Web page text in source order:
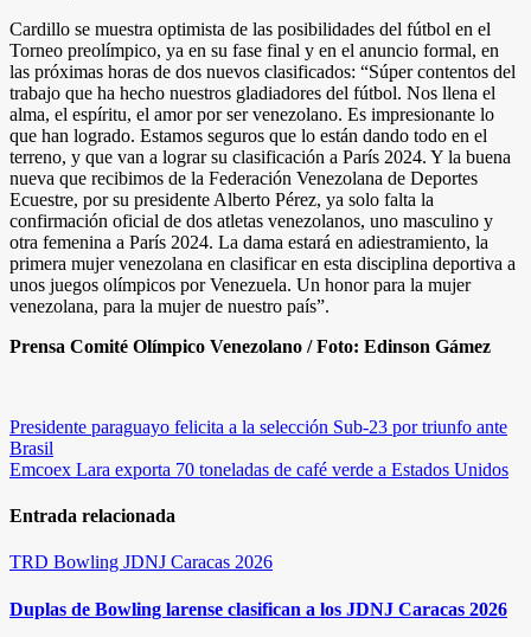
Cardillo se muestra optimista de las posibilidades del fútbol en el
Torneo preolímpico, ya en su fase final y en el anuncio formal, en
las próximas horas de dos nuevos clasificados: “Súper contentos del
trabajo que ha hecho nuestros gladiadores del fútbol. Nos llena el
alma, el espíritu, el amor por ser venezolano. Es impresionante lo
que han logrado. Estamos seguros que lo están dando todo en el
terreno, y que van a lograr su clasificación a París 2024. Y la buena
nueva que recibimos de la Federación Venezolana de Deportes
Ecuestre, por su presidente Alberto Pérez, ya solo falta la
confirmación oficial de dos atletas venezolanos, uno masculino y
otra femenina a París 2024. La dama estará en adiestramiento, la
primera mujer venezolana en clasificar en esta disciplina deportiva a
unos juegos olímpicos por Venezuela. Un honor para la mujer
venezolana, para la mujer de nuestro país”.
Prensa Comité Olímpico Venezolano / Foto: Edinson Gámez
Navegación
de
Presidente paraguayo felicita a la selección Sub-23 por triunfo ante
Brasil
Emcoex Lara exporta 70 toneladas de café verde a Estados Unidos
Entrada relacionada
TRD Bowling JDNJ Caracas 2026
Duplas de Bowling larense clasifican a los JDNJ Caracas 2026